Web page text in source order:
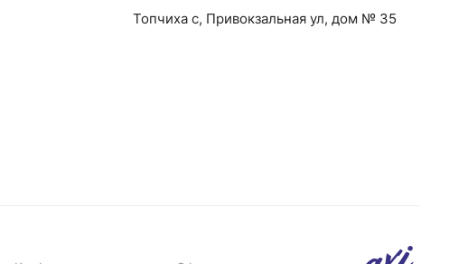
Топчиха с, Привокзальная ул, дом № 35